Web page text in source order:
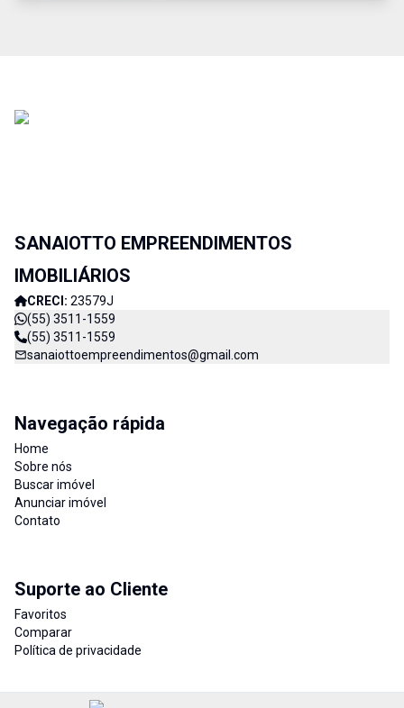
SANAIOTTO EMPREENDIMENTOS
IMOBILIÁRIOS
CRECI: 23579J
(55) 3511-1559
(55) 3511-1559
sanaiottoempreendimentos@gmail.com
Navegação rápida
Home
Sobre nós
Buscar imóvel
Anunciar imóvel
Contato
Suporte ao Cliente
Favoritos
Comparar
Política de privacidade